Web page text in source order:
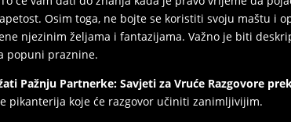
Osim toga, ne bojte se koristiti svoju maštu i
njezinim željama i fantazijama. Važno je biti
popuni praznine.
Pažnju Partnerke: Savjeti za Vruće Razgovore
pikanterija koje će razgovor učiniti zanimljivijim.